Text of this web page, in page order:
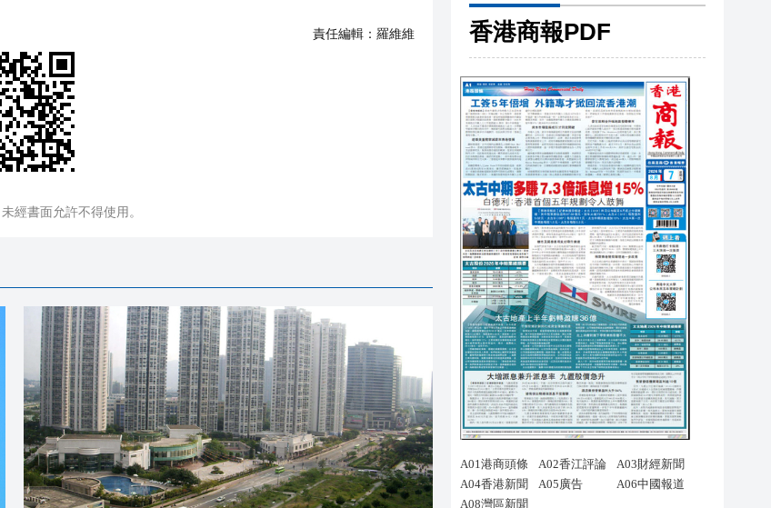
責任編輯： 羅維維
經書面允許不得使用。
香港商報PDF